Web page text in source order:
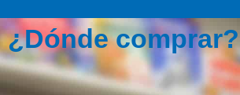
¿Dónde comprar?